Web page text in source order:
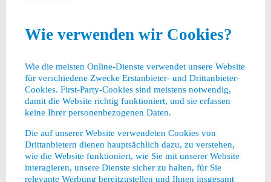
Wie verwenden wir Cookies?
Wie die meisten Online-Dienste verwendet unsere Website
für verschiedene Zwecke Erstanbieter- und Drittanbieter-
Cookies. First-Party-Cookies sind meistens notwendig,
damit die Website richtig funktioniert, und sie erfassen
keine Ihrer personenbezogenen Daten.
Die auf unserer Website verwendeten Cookies von
Drittanbietern dienen hauptsächlich dazu, zu verstehen,
wie die Website funktioniert, wie Sie mit unserer Website
interagieren, unsere Dienste sicher zu halten, für Sie
relevante Werbung bereitzustellen und Ihnen insgesamt